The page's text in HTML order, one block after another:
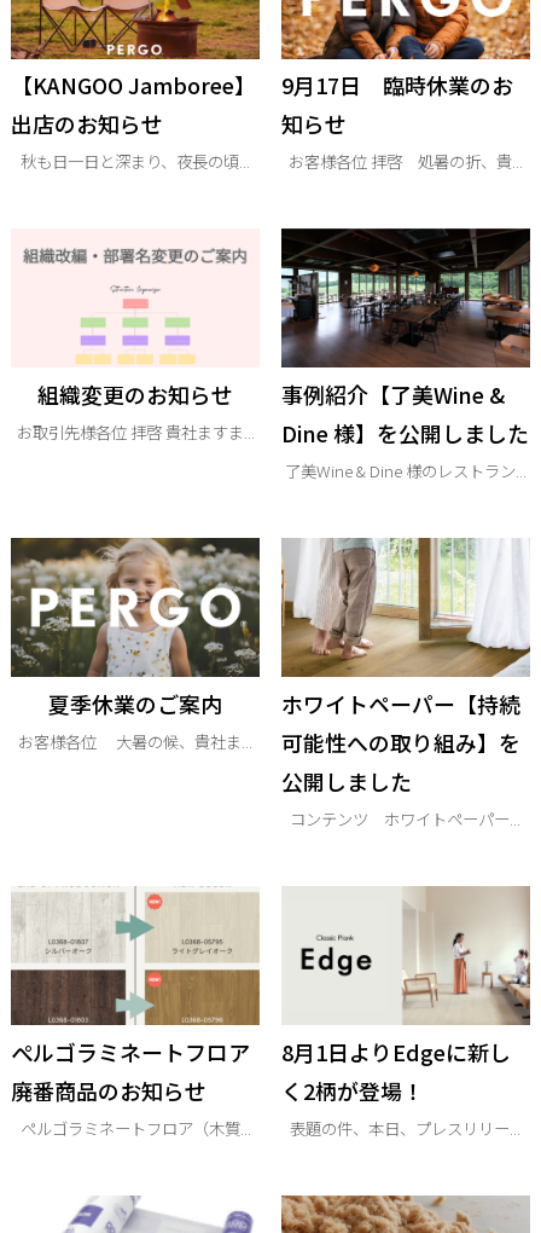
【KANGOO Jamboree】
出店のお知らせ
秋も日一日と深まり、夜長の頃...
9月17日 臨時休業のお
知らせ
お客様各位 拝啓 処暑の折、貴...
組織変更のお知らせ
お取引先様各位 拝啓 貴社ますま...
事例紹介【了美Wine &
Dine 様】を公開しました
了美Wine & Dine 様のレストラン...
夏季休業のご案内
お客様各位 大暑の候、貴社ま...
ホワイトペーパー【持続
可能性への取り組み】を
公開しました
コンテンツ ホワイトペーパー...
ぺルゴラミネートフロア
廃番商品のお知らせ
ペルゴラミネートフロア（木質...
8月1日よりEdgeに新し
く2柄が登場！
表題の件、本日、プレスリリー...